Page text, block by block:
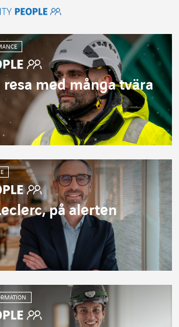
resa med många tvära
på alerten